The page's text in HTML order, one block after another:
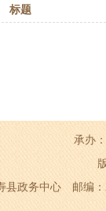
标题
承办
县政务中心 邮编：